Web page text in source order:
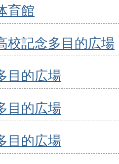
育館
校記念多目的広場
目的広場
目的広場
目的広場